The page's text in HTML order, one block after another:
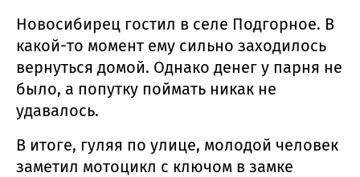
Новосибирец гостил в селе Подгорное. В
какой-то момент ему сильно заходилось
вернуться домой. Однако денег у парня не
было, а попутку поймать никак не
удавалось.
В итоге, гуляя по улице, молодой человек
заметил мотоцикл с ключом в замке